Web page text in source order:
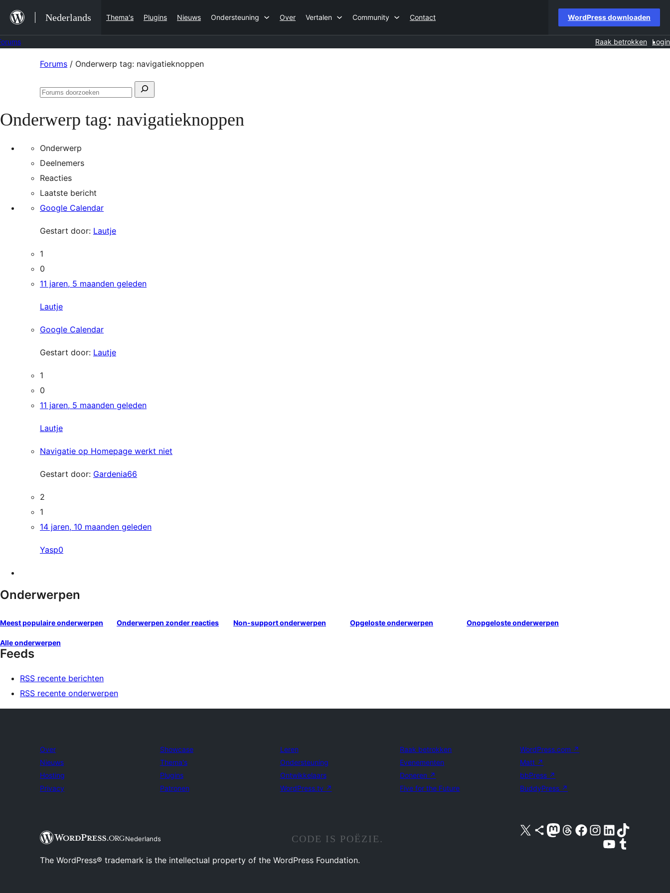
naar
de
Nederlands Thema's Plugins Nieuws Ondersteuning Over Vertalen Community Contact WordPress downloaden
Raak betrokken Login
Forums / Onderwerp tag: navigatieknoppen
Zoeken
Forums
Onderwerp tag: navigatieknoppen
Onderwerp
Deelnemers
Reacties
Laatste bericht
Google Calendar
Gestart door: Lautje
1
0
11 jaren, 5 maanden geleden
Lautje
Google Calendar
Gestart door: Lautje
1
0
11 jaren, 5 maanden geleden
Lautje
Navigatie op Homepage werkt niet
Gestart door: Gardenia66
2
1
14 jaren, 10 maanden geleden
Yasp0
Onderwerpen
Meest populaire onderwerpen Onderwerpen zonder reacties Non-support onderwerpen Opgeloste onderwerpen Onopgeloste onderwerpen
Alle onderwerpen
Feeds
RSS recente berichten
RSS recente onderwerpen
Over
Nieuws
Hosting
Privacy
Showcase
Thema's
Plugins
Patronen
Leren
Ondersteuning
Ontwikkelaars
WordPress.tv ↗
Raak betrokken
Evenementen
Doneren ↗
Five for the Future
WordPress.com ↗
Matt ↗
bbPress ↗
BuddyPress ↗
Nederlands
Bezoek ons X (voorheen Twitter) account
Bezoek ons Bluesky account
Bezoek ons Mastodon account
Bezoek ons Threads account
Onze Facebook pagina bezoeken
Bezoek ons Instagram account
Bezoek ons LinkedIn account
Bezoek ons TikTok account
Bezoek ons YouTube kanaalBezoek ons Tumblr account
CODE IS POËZIE.
The WordPress® trademark is the intellectual property of the WordPress Foundation.